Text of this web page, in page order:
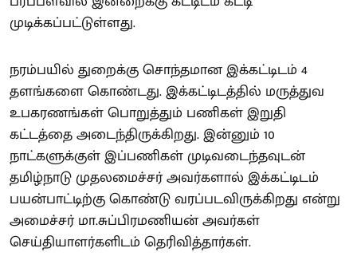
முடிக்கப்பட்டுள்ளது.
நரம்பயில் துறைக்கு சொந்தமான இக்கட்டிடம் 4
தளங்களை கொண்டது. இக்கட்டிடத்தில் மருத்துவ
உபகரணங்கள் பொறுத்தும் பணிகள் இறுதி
கட்டத்தை அடைந்திருக்கிறது. இன்னும் 10
நாட்களுக்குள் இப்பணிகள் முடிவடைந்தவுடன்
தமிழ்நாடு முதலமைச்சர் அவர்களால் இக்கட்டிடம்
பயன்பாட்டிற்கு கொண்டு வரப்படவிருக்கிறது என்று
அமைச்சர் மா.சுப்பிரமணியன் அவர்கள்
செய்தியாளர்களிடம் தெரிவித்தார்கள்.